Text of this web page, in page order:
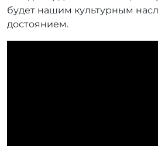
будет нашим культурным
достоянием.